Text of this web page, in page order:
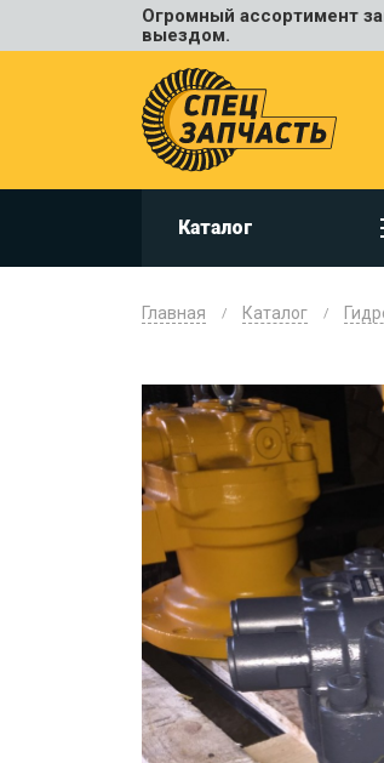
Огромный ассортимент
выездом.
Каталог
Главная Каталог